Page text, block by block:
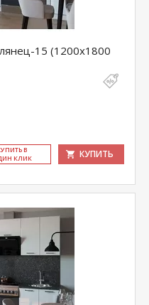
15 (1200х1800
В
КЛИК
КУПИТЬ